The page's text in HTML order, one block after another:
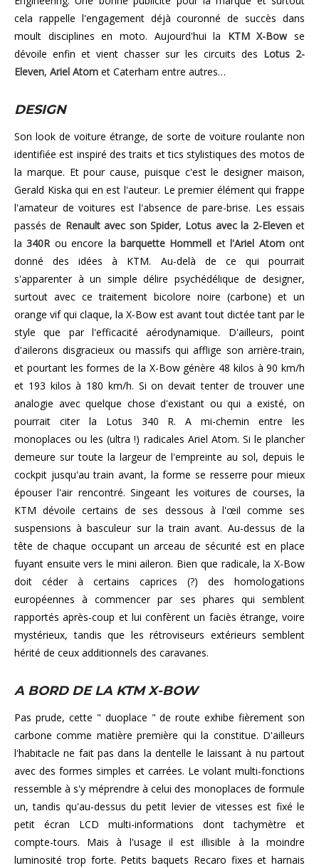
cela rappelle l'engagement déjà couronné de succès dans
moult disciplines en moto. Aujourd'hui la KTM X-Bowse
dévoile enfin et vient chasser sur les circuits des Lotus 2-
Eleven, Ariel Atom et Caterham entre autres…
DESIGN
Son look de voiture étrange, de sorte de voiture roulante non
identifiée est inspiré des traits et tics stylistiques des motos de
la marque. Et pour cause, puisque c'est le designer maison,
Gerald Kiska qui en est l'auteur. Le premier élément qui frappe
l'amateur de voitures est l'absence de pare-brise. Les essais
passés de Renault avec son Spider, Lotus avec la 2-Elevenet
la340Rou encore la barquette Hommell et l'Ariel Atomont
donné des idées à KTM. Au-delà de ce qui pourrait
s'apparenter à un simple délire psychédélique de designer,
surtout avec ce traitement bicolore noire (carbone) et un
orange vif qui claque, la X-Bow est avant tout dictée tant par le
style que par l'efficacité aérodynamique. D'ailleurs, point
d'ailerons disgracieux ou massifs qui afflige son arrière-train,
et pourtant les formes de la X-Bow génère 48 kilos à 90 km/h
et 193 kilos à 180 km/h. Si on devait tenter de trouver une
analogie avec quelque chose d'existant ou qui a existé, on
pourrait citer la Lotus 340 R. A mi-chemin entre les
monoplaces ou les (ultra !) radicales Ariel Atom. Si le plancher
demeure sur toute la largeur de l'empreinte au sol, depuis le
cockpit jusqu'au train avant, la forme se resserre pour mieux
épouser l'air rencontré. Singeant les voitures de courses, la
KTM dévoile certains de ses dessous à l'œil comme ses
suspensions à basculeur sur la train avant. Au-dessus de la
tête de chaque occupant un arceau de sécurité est en place
fuyant ensuite vers le mini aileron. Bien que radicale, la X-Bow
doit céder à certains caprices (?) des homologations
européennes à commencer par ses phares qui semblent
rapportés après-coup et lui confèrent un faciès étrange, voire
mystérieux, tandis que les rétroviseurs extérieurs semblent
hérité de ceux additionnels des caravanes.
A BORD DE LA KTM X-BOW
Pas prude, cette " duoplace " de route exhibe fièrement son
carbone comme matière première qui la constitue. D'ailleurs
l'habitacle ne fait pas dans la dentelle le laissant à nu partout
avec des formes simples et carrées. Le volant multi-fonctions
ressemble à s'y méprendre à celui des monoplaces de formule
un, tandis qu'au-dessus du petit levier de vitesses est fixé le
petit écran LCD multi-informations dont tachymètre et
compte-tours. Mais à l'usage il est illisible à la moindre
luminosité trop forte. Petits baquets Recaro fixes et harnais